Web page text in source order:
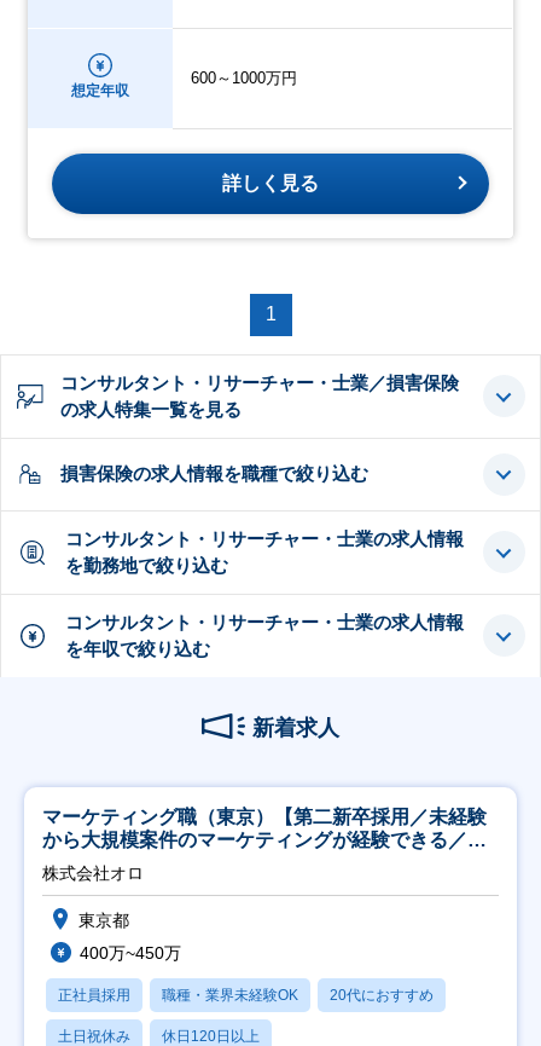
想定年収
600～1000万円
詳しく見る
1
コンサルタント・リサーチャー・士業／損害保険
の求人特集一覧を見る
損害保険の求人情報を職種で絞り込む
コンサルタント・リサーチャー・士業の求人情報
を勤務地で絞り込む
コンサルタント・リサーチャー・士業の求人情報
を年収で絞り込む
新着求人
マーケティング職（東京）【第二新卒採用／未経験
から大規模案件のマーケティングが経験できる／研
修充実】
株式会社オロ
東京都
400万~450万
正社員採用 職種・業界未経験OK 20代におすすめ
土日祝休み 休日120日以上